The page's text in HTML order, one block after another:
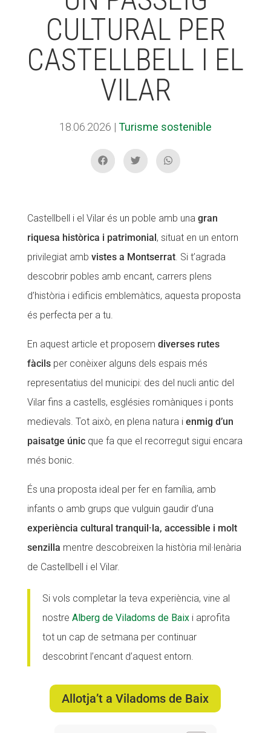
CULTURAL PER
CASTELLBELL I EL
VILAR
18.06.2026 | Turisme sostenible
Castellbell i el Vilar és un poble amb una gran
riquesa històrica i patrimonial, situat en un entorn
privilegiat amb vistes a Montserrat. Si t’agrada
descobrir pobles amb encant, carrers plens
d’història i edificis emblemàtics, aquesta proposta
és perfecta per a tu.
En aquest article et proposem diverses rutes
fàcilsper conèixer alguns dels espais més
representatius del municipi: des del nucli antic del
Vilar fins a castells, esglésies romàniques i ponts
medievals. Tot això, en plena natura i enmig d’un
paisatge únic que fa que el recorregut sigui encara
més bonic.
És una proposta ideal per fer en família, amb
infants o amb grups que vulguin gaudir d’una
experiència cultural tranquil·la, accessible i molt
senzilla mentre descobreixen la història mil·lenària
de Castellbell i el Vilar.
Si vols completar la teva experiència, vine al
nostre Alberg de Viladoms de Baixi aprofita
tot un cap de setmana per continuar
descobrint l’encant d’aquest entorn.
Allotja’t a Viladoms de Baix
ACCIÓ SOCIAL I JOVES
ESPLAIS
SUPORT TERCER SECTOR
CONEIX FUNDESPLAI
La Fundació
L'equip
Missió i valors
Els comptes clars
Proposta educativa
ACTUALITAT
Notícies
Fundesplai als mitjans
Xarxes socials
COL·LABORA
Fes un donatiu
Treballa amb nosaltres
ACCIÓ SOCIAL I JOVES
ESPLAIS
SUPORT TERCER SECTOR
CONEIX FUNDESPLAI
La Fundació
L'equip
Missió i valors
Els comptes clars
Proposta educativa
ACTUALITAT
Notícies
Fundesplai als mitjans
Xarxes socials
COL·LABORA
Fes un donatiu
Treballa amb nosaltres